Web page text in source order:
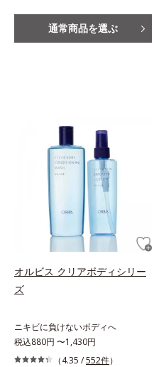
通常商品を選ぶ
オルビス クリアボディシリー
ズ
ニキビに負けないボディへ
税込880円 〜1,430円
（4.35 /552件）